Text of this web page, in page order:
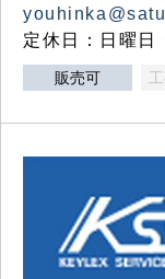
定休日：日曜日
販売可